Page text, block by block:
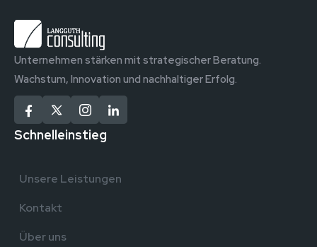
Unternehmen stärken mit strategischer Beratung.
Wachstum, Innovation und nachhaltiger Erfolg.
Schnelleinstieg
Unsere Leistungen
Kontakt
Über uns